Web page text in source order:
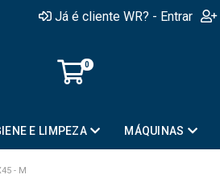
Já é cliente WR? - Entrar
0
E LIMPEZA MÁQUINAS
- M